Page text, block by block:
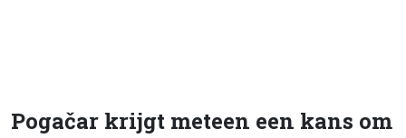
Pogačar krijgt meteen een kans om